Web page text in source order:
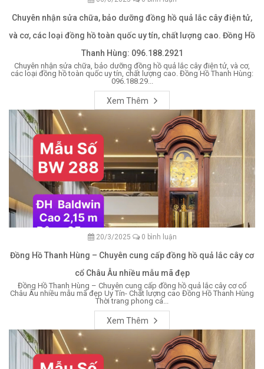
Chuyên nhận sửa chữa, bảo dưỡng đồng hồ quả lắc cây điện tử,
và cơ, các loại đồng hồ toàn quốc uy tín, chất lượng cao. Đồng Hồ
Thanh Hùng: 096.188.2921
Chuyên nhận sửa chữa, bảo dưỡng đồng hồ quả lắc cây điện tử, và cơ,
các loại đồng hồ toàn quốc uy tín, chất lượng cao. Đồng Hồ Thanh Hùng:
096.188.29...
Xem Thêm
20/3/2025 0 bình luận
Đồng Hồ Thanh Hùng – Chuyên cung cấp đồng hồ quả lắc cây cơ
cổ Châu Âu nhiều mẫu mã đẹp
Đồng Hồ Thanh Hùng – Chuyên cung cấp đồng hồ quả lắc cây cơ cổ
Châu Âu nhiều mẫu mã đẹp Uy Tín- Chất lượng cao Đồng Hồ Thanh Hùng
Thời trang phong cá...
Xem Thêm